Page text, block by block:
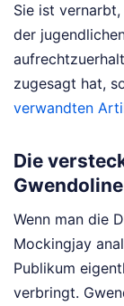
Sie ist
der
zugesagt hat,
verwandten
Die
Wenn man die
Mockingjay
Publikum
verbringt.